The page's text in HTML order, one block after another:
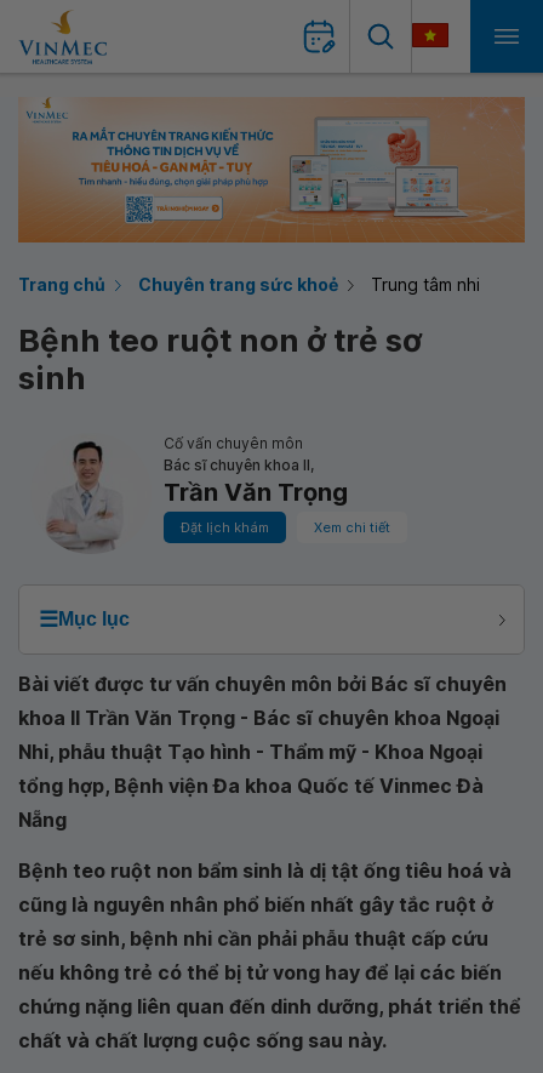
Trang chủ Chuyên trang sức khoẻ Trung tâm nhi
Bệnh teo ruột non ở trẻ sơ
sinh
Cố vấn chuyên môn
Bác sĩ chuyên khoa II,
Trần Văn Trọng
Đặt lịch khám Xem chi tiết
☰Mục lục
Bài viết được tư vấn chuyên môn bởi Bác sĩ chuyên
khoa II Trần Văn Trọng - Bác sĩ chuyên khoa Ngoại
Nhi, phẫu thuật Tạo hình - Thẩm mỹ - Khoa Ngoại
tổng hợp, Bệnh viện Đa khoa Quốc tế Vinmec Đà
Nẵng
Bệnh teo ruột non bẩm sinh là dị tật ống tiêu hoá và
cũng là nguyên nhân phổ biến nhất gây tắc ruột ở
trẻ sơ sinh, bệnh nhi cần phải phẫu thuật cấp cứu
nếu không trẻ có thể bị tử vong hay để lại các biến
chứng nặng liên quan đến dinh dưỡng, phát triển thể
chất và chất lượng cuộc sống sau này.